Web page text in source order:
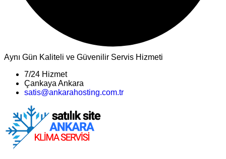
Aynı Gün Kaliteli ve Güvenilir Servis Hizmeti
7/24 Hizmet
Çankaya Ankara
satis@ankarahosting.com.tr